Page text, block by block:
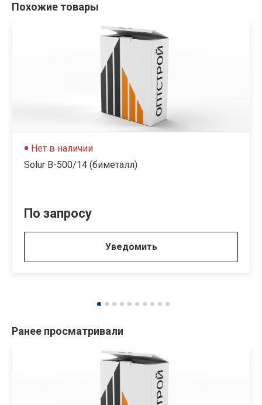
Похожие товары
Нет в наличии
Solur B-500/14 (биметалл)
По запросу
Уведомить
Ранее просматривали